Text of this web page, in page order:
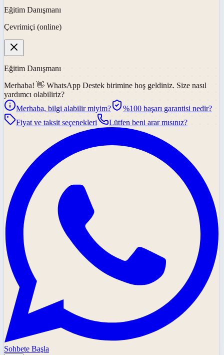
Eğitim Danışmanı
Çevrimiçi (online)
Eğitim Danışmanı
Merhaba! 👋 WhatsApp Destek birimine hoş geldiniz. Size nasıl
yardımcı olabiliriz?
Merhaba, bilgi alabilir miyim?
%100 başarı garantisi nedir?
Fiyat ve taksit seçenekleri
Lütfen beni arar mısınız?
Sohbete Başla